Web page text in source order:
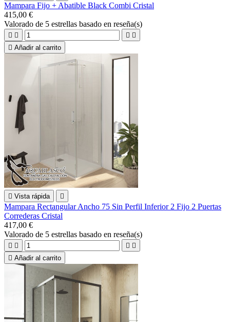
Mampara Fijo + Abatible Black Combi Cristal
415,00 €
Valorado de 5 estrellas basado en reseña(s)
   
 Añadir al carrito
 Vista rápida 
Mampara Rectangular Ancho 75 Sin Perfil Inferior 2 Fijo 2 Puertas
Correderas Cristal
417,00 €
Valorado de 5 estrellas basado en reseña(s)
   
 Añadir al carrito